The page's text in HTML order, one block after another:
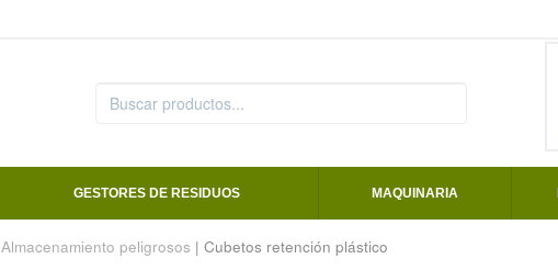
GESTORES DE RESIDUOS MAQUINARIA
Almacenamiento peligrosos | Cubetos retención plástico